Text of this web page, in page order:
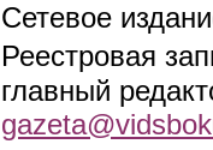
Сетевое
Реестровая
главный